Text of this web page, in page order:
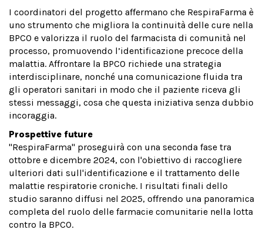
I coordinatori del progetto affermano che RespiraFarma è
uno strumento che migliora la continuità delle cure nella
BPCO e valorizza il ruolo del farmacista di comunità nel
processo, promuovendo l’identificazione precoce della
malattia. Affrontare la BPCO richiede una strategia
interdisciplinare, nonché una comunicazione fluida tra
gli operatori sanitari in modo che il paziente riceva gli
stessi messaggi, cosa che questa iniziativa senza dubbio
incoraggia.
Prospettive future
"RespiraFarma" proseguirà con una seconda fase tra
ottobre e dicembre 2024, con l'obiettivo di raccogliere
ulteriori dati sull'identificazione e il trattamento delle
malattie respiratorie croniche. I risultati finali dello
studio saranno diffusi nel 2025, offrendo una panoramica
completa del ruolo delle farmacie comunitarie nella lotta
contro la BPCO.